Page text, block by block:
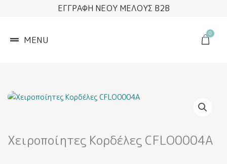
ΕΓΓΡΑΦΗ ΝΕΟΥ ΜΕΛΟΥΣ B2B
MENU
0
Cart
Χειροποίητες Κορδέλες CFLO0004A